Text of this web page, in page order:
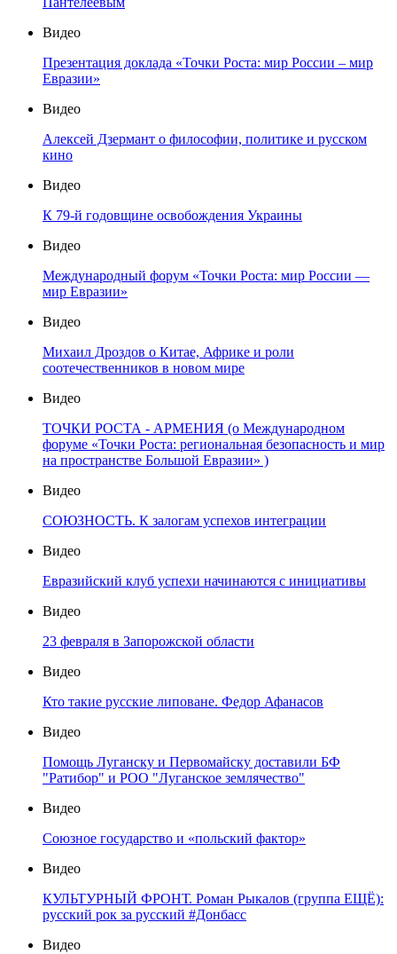
Видео
Презентация доклада «Точки Роста: мир России – мир
Евразии»
Видео
Алексей Дзермант о философии, политике и русском
кино
Видео
К 79-й годовщине освобождения Украины
Видео
Международный форум «Точки Роста: мир России —
мир Евразии»
Видео
Михаил Дроздов о Китае, Африке и роли
соотечественников в новом мире
Видео
ТОЧКИ РОСТА - АРМЕНИЯ (о Международном
форуме «Точки Роста: региональная безопасность и мир
на пространстве Большой Евразии» )
Видео
СОЮЗНОСТЬ. К залогам успехов интеграции
Видео
Евразийский клуб успехи начинаются с инициативы
Видео
23 февраля в Запорожской области
Видео
Кто такие русские липоване. Федор Афанасов
Видео
Помощь Луганску и Первомайску доставили БФ
"Ратибор" и РОО "Луганское землячество"
Видео
Союзное государство и «польский фактор»
Видео
КУЛЬТУРНЫЙ ФРОНТ. Роман Рыкалов (группа ЕЩЁ):
русский рок за русский #Донбасс
Видео